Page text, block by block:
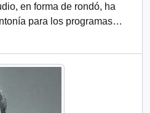
en forma de rondó, ha
para los programas…